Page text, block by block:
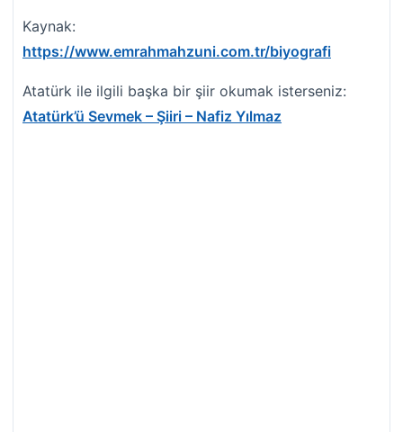
Kaynak:
https://www.emrahmahzuni.com.tr/biyografi
Atatürk ile ilgili başka bir şiir okumak isterseniz:
Atatürk’ü Sevmek – Şiiri – Nafiz Yılmaz